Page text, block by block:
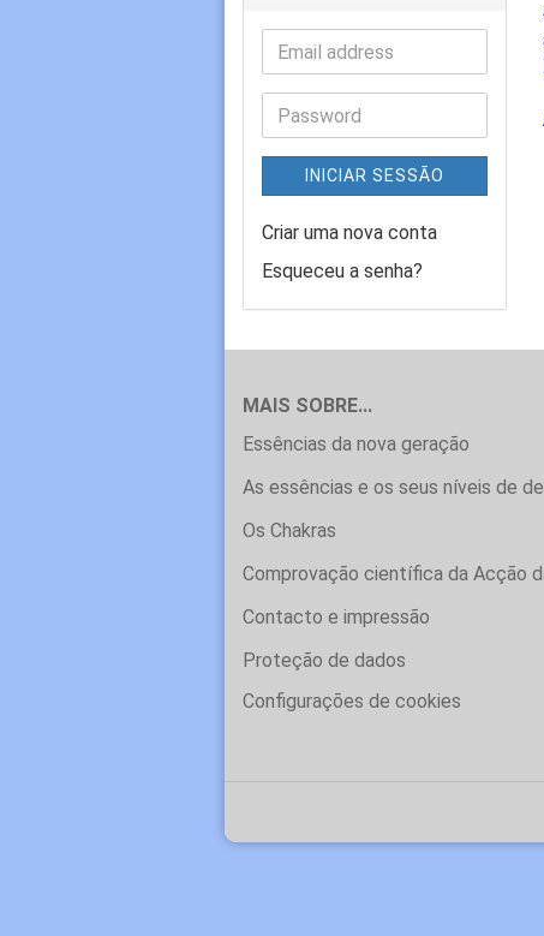
INICIAR SESSÃO
Criar uma nova conta
Esqueceu a senha?
MAIS SOBRE...
Essências da nova geração
As essências e os seus níveis de
Os Chakras
Comprovação científica da Acção
Contacto e impressão
Proteção de dados
Configurações de cookies